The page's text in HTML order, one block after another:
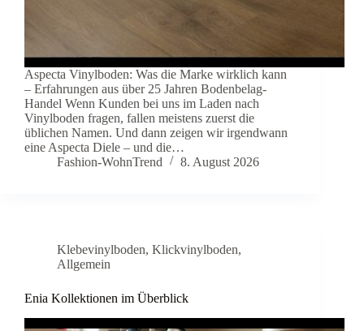
Aspecta Vinylboden: Was die Marke wirklich kann
– Erfahrungen aus über 25 Jahren Bodenbelag-
Handel Wenn Kunden bei uns im Laden nach
Vinylboden fragen, fallen meistens zuerst die
üblichen Namen. Und dann zeigen wir irgendwann
eine Aspecta Diele – und die…
Fashion-WohnTrend
8. August 2026
Klebevinylboden, Klickvinylboden,
Allgemein
Enia Kollektionen im Überblick